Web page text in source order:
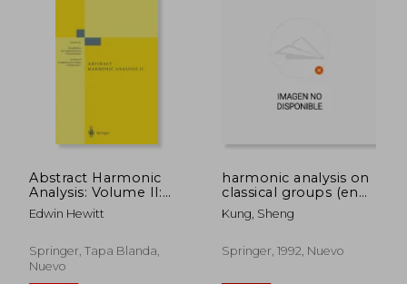
Abstract Harmonic
Analysis: Volume II:
Structure and Analysis
for Compact Groups
Compact Abelian
Groups (Grundlehren
Edwin Hewitt
Springer, Tapa Blanda,
Nuevo
harmonic analysis on
classical groups (en
Inglés)
Kung, Sheng
Springer, 1992, Nuevo